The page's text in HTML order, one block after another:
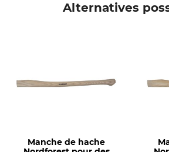
Made in GermanyAlternatives
Manche de hache